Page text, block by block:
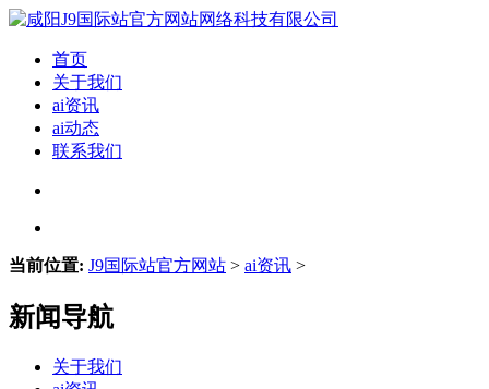
首页
关于我们
ai资讯
ai动态
联系我们
当前位置: J9国际站官方网站 > ai资讯 >
新闻导航
关于我们